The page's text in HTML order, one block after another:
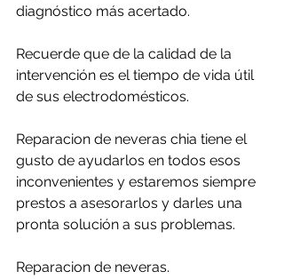
diagnóstico más acertado.
Recuerde que de la calidad de la
intervención es el tiempo de vida útil
de sus electrodomésticos.
Reparacion de neveras chia tiene el
gusto de ayudarlos en todos esos
inconvenientes y estaremos siempre
prestos a asesorarlos y darles una
pronta solución a sus problemas.
Reparacion de neveras.